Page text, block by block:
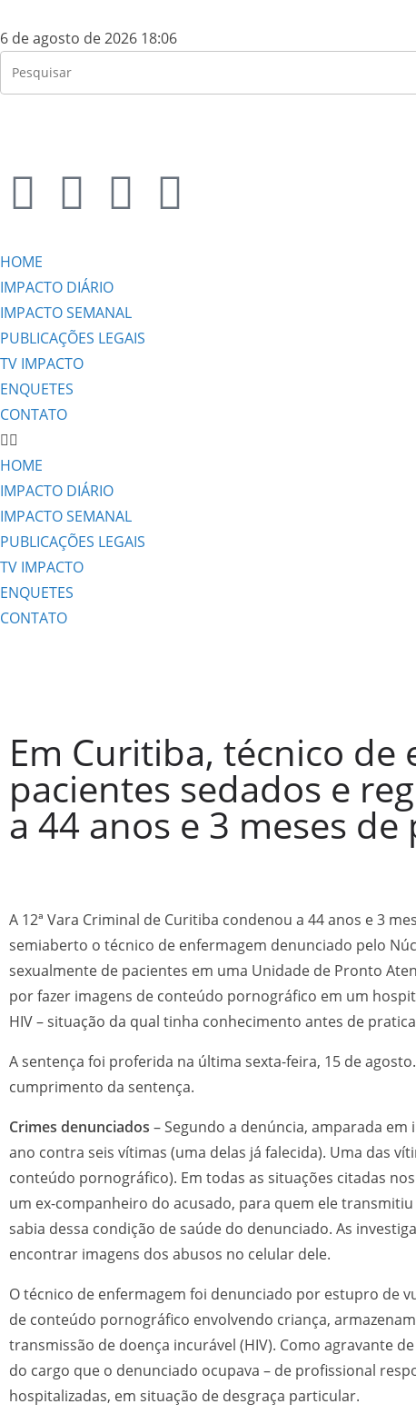
6 de agosto de 2026 18:06
HOME
IMPACTO DIÁRIO
IMPACTO SEMANAL
PUBLICAÇÕES LEGAIS
TV IMPACTO
ENQUETES
CONTATO
HOME
IMPACTO DIÁRIO
IMPACTO SEMANAL
PUBLICAÇÕES LEGAIS
TV IMPACTO
ENQUETES
CONTATO
Em Curitiba, técnico
pacientes sedados e
a 44 anos e 3 meses
A 12ª Vara Criminal de Curitiba condenou a 44 anos e 3
semiaberto o técnico de enfermagem denunciado pelo
sexualmente de pacientes em uma Unidade de Pronto
por fazer imagens de conteúdo pornográfico em um
HIV – situação da qual tinha conhecimento antes de
A sentença foi proferida na última sexta-feira, 15 de
cumprimento da sentença.
Crimes denunciados – Segundo a denúncia, amparada
ano contra seis vítimas (uma delas já falecida). Uma das
conteúdo pornográfico). Em todas as situações citadas
um ex-companheiro do acusado, para quem ele
sabia dessa condição de saúde do denunciado. As
encontrar imagens dos abusos no celular dele.
O técnico de enfermagem foi denunciado por estupro de
de conteúdo pornográfico envolvendo criança,
transmissão de doença incurável (HIV). Como agravante
do cargo que o denunciado ocupava – de profissional
hospitalizadas, em situação de desgraça particular.